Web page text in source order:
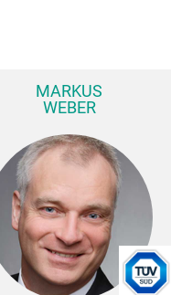
MARKUS
WEBER